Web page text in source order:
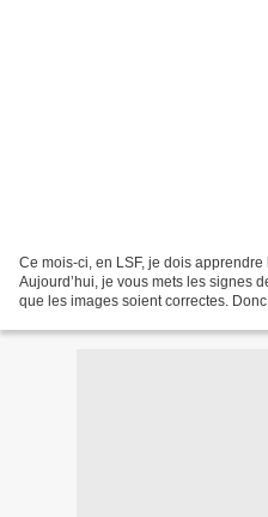
Ce mois-ci, en LSF, je dois
Aujourd’hui, je vous mets les signes
que les images soient correctes.